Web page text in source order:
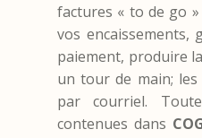
factures « to de go
vos encaissements,
paiement, produire
un tour de main;
par courriel.
contenues dans